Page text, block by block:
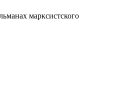
марксистского